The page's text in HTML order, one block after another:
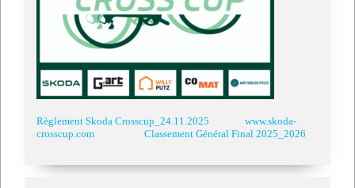
Règlement Skoda Crosscup_24.11.2025
www.skoda-
crosscup.com
Classement Général Final 2025_2026